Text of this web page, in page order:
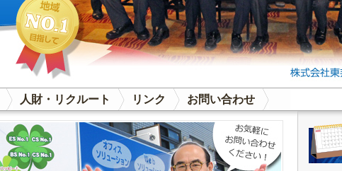
人財・リクルート リンク お問い合わせ